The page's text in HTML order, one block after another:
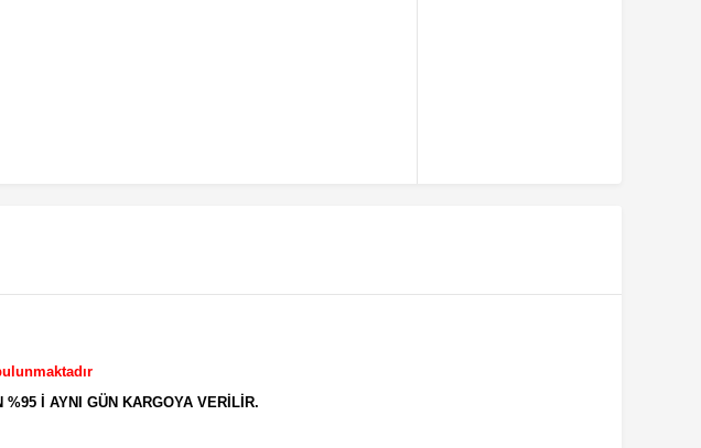
İ AYNI GÜN KARGOYA VERİLİR.